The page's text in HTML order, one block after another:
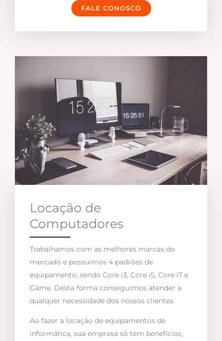
FALE CONOSCO
Locação de
Computadores
Trabalhamos com as melhores marcas do
mercado e possuímos 4 padrões de
equipamento, sendo Core i3, Core i5, Core i7 e
Game. Desta forma conseguimos atender a
qualquer necessidade dos nossos clientes.
Ao fazer a locação de equipamentos de
informática, sua empresa só tem benefícios,